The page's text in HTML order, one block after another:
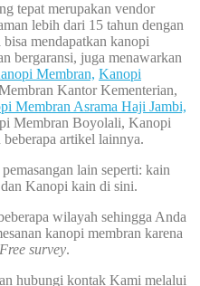
tepat merupakan vendor
lebih dari 15 tahun dengan
mendapatkan kanopi
bergaransi, juga menawarkan
Membran, Kanopi
Kantor Kementerian,
Membran Asrama Haji Jambi,
Membran Boyolali, Kanopi
artikel lainnya.
lain seperti: kain
Kanopi kain di sini.
wilayah sehingga Anda
kanopi membran karena
Free survey.
hubungi kontak Kami melalui